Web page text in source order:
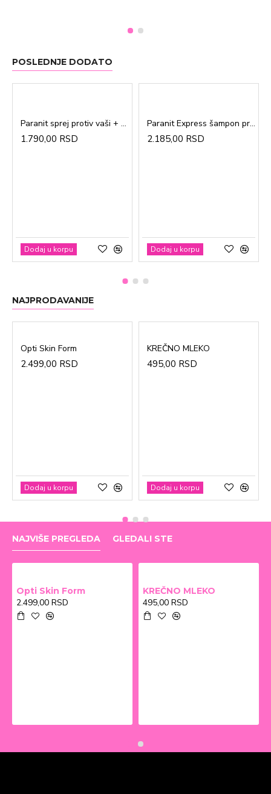
POSLEDNJE DODATO
Paranit sprej protiv vaši + češalj 100ml
1.790,00 RSD
Dodaj u korpu
Paranit Express šampon protiv vaši + češalj 200ml
2.185,00 RSD
Dodaj u korpu
NAJPRODAVANIJE
Opti Skin Form
2.499,00 RSD
Dodaj u korpu
KREČNO MLEKO
495,00 RSD
Dodaj u korpu
NAJVIŠE PREGLEDA GLEDALI STE
Opti Skin Form
2.499,00 RSD
KREČNO MLEKO
495,00 RSD